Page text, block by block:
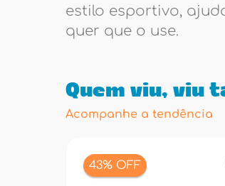
estilo esportivo,
quer que o use.
Quem viu, viu
Acompanhe a tendência
43% OFF